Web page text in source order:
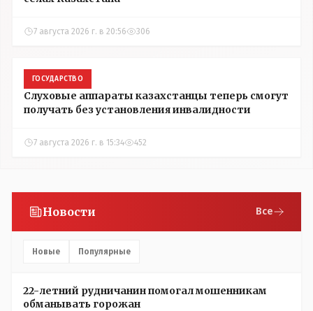
7 августа 2026 г. в 20:56 306
ГОСУДАРСТВО
Слуховые аппараты казахстанцы теперь смогут
получать без установления инвалидности
7 августа 2026 г. в 15:34 452
Новости Все
Новые Популярные
22-летний рудничанин помогал мошенникам
обманывать горожан